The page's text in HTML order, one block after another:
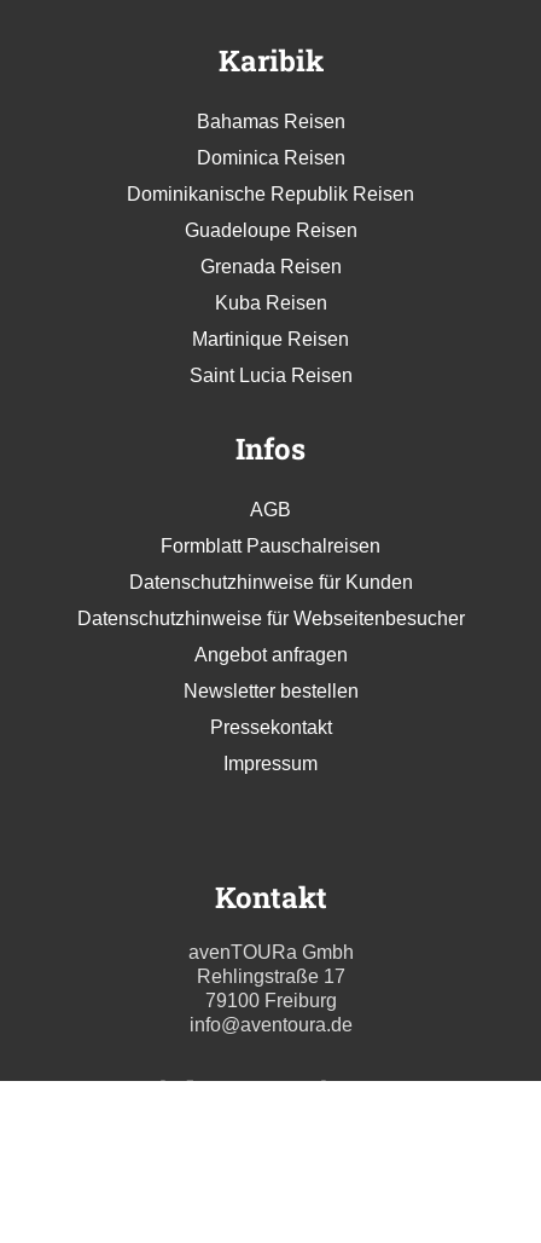
Karibik
Bahamas Reisen
Dominica Reisen
Dominikanische Republik Reisen
Guadeloupe Reisen
Grenada Reisen
Kuba Reisen
Martinique Reisen
Saint Lucia Reisen
Infos
AGB
Formblatt Pauschalreisen
Datenschutzhinweise für Kunden
Datenschutzhinweise für Webseitenbesucher
Angebot anfragen
Newsletter bestellen
Pressekontakt
Impressum
Kontakt
avenTOURa Gmbh
Rehlingstraße 17
79100 Freiburg
info@aventoura.de
Wir beraten Sie gern